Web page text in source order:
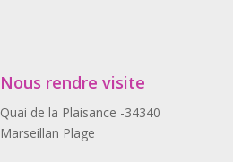
Nous rendre visite
Quai de la Plaisance -34340
Marseillan Plage